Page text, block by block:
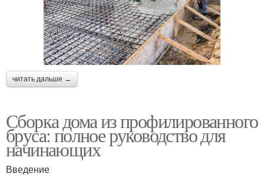
читать дальше →
Сборка дома из профилированного
бруса: полное руководство для
начинающих
Введение